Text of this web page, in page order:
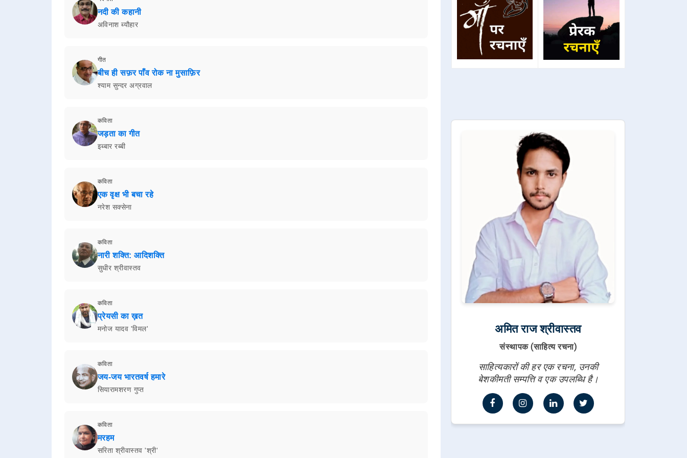
नदी की कहानी
अविनाश ब्यौहार
गीत
बीच ही सफ़र पाँव रोक ना मुसाफ़िर
श्याम सुन्दर अग्रवाल
कविता
जड़ता का गीत
इब्बार रब्बी
कविता
एक वृक्ष भी बचा रहे
नरेश सक्सेना
कविता
नारी शक्ति: आदिशक्ति
सुधीर श्रीवास्तव
कविता
प्रेयसी का ख़त
मनोज यादव 'विमल'
कविता
जय-जय भारतवर्ष हमारे
सियारामशरण गुप्त
कविता
मरहम
सरिता श्रीवास्तव 'श्री'
अमित राज श्रीवास्तव
संस्थापक (साहित्य रचना)
साहित्यकारों की हर एक रचना, उनकी
बेशकीमती सम्पत्ति व एक उपलब्धि है।